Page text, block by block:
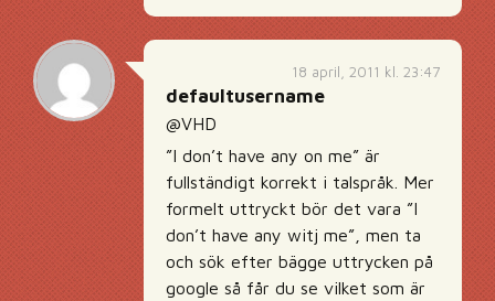
18 april, 2011 kl. 23:47
defaultusername
@VHD
”I don’t have any on me” är
fullständigt korrekt i talspråk. Mer
formelt uttryckt bör det vara ”I
don’t have any witj me”, men ta
och sök efter bägge uttrycken på
google så får du se vilket som är